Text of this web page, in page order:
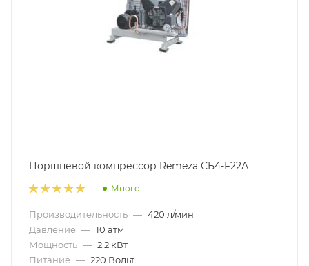
Поршневой компрессор Remeza СБ4-F22А
Много
Производительность — 420 л/мин
Давление — 10 атм
Мощность — 2.2 кВт
Питание — 220 Вольт